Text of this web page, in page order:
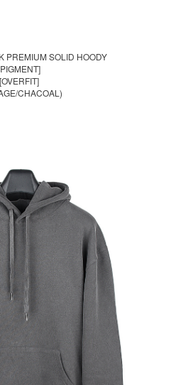
PREMIUM SOLID HOODY
[OVERFIT]
CHACOAL)